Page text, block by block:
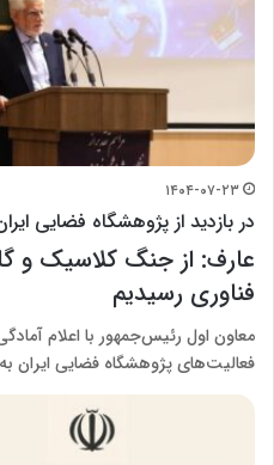
۱۴۰۴-۰۷-۲۳
در بازدید از پژوهشگاه فضایی
عارف: از جنگ کلاسیک و
فناوری رسیدیم
معاون اول رئیس‌جمهور با اعلام
فعالیت‌های پژوهشگاه فضایی ایران